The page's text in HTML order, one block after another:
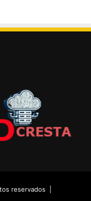
reservados |